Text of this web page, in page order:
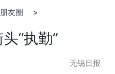
朋友圈 >
“执勤”
无锡日报